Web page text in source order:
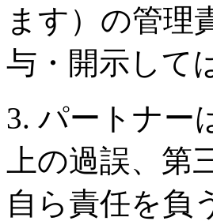
ます）の管理
与・開示して
3. パートナー
上の過誤、
自ら責任を負